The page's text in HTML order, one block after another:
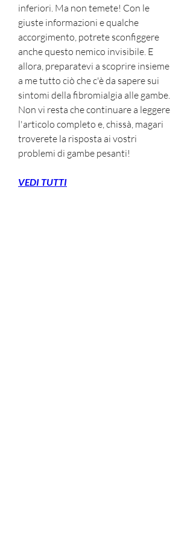
inferiori. Ma non temete! Con le
giuste informazioni e qualche
accorgimento, potrete sconfiggere
anche questo nemico invisibile. E
allora, preparatevi a scoprire insieme
a me tutto ciò che c'è da sapere sui
sintomi della fibromialgia alle gambe.
Non vi resta che continuare a leggere
l'articolo completo e, chissà, magari
troverete la risposta ai vostri
problemi di gambe pesanti!
VEDI TUTTI